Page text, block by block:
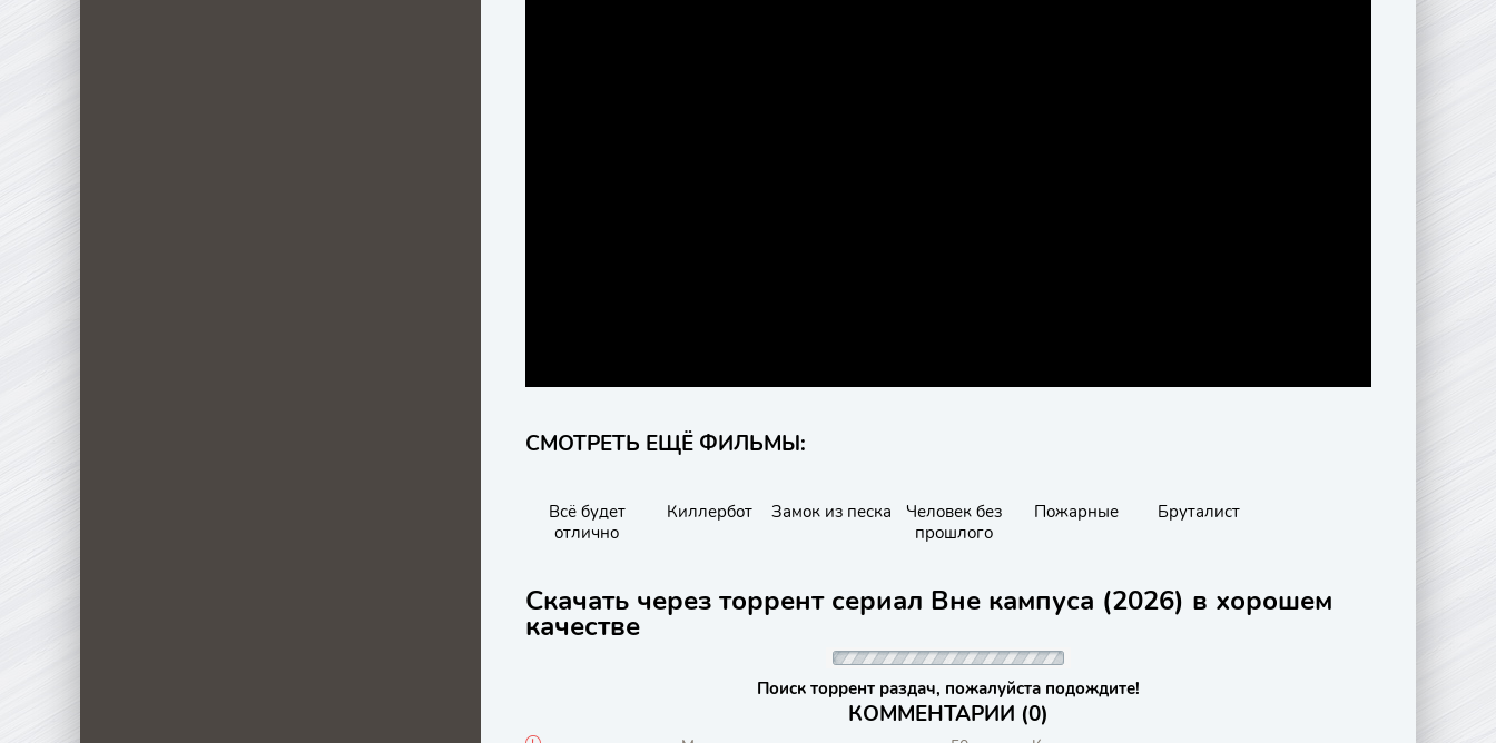
СМОТРЕТЬ ЕЩЁ ФИЛЬМЫ:
Всё будет
отлично
Киллербот Замок из песка
Человек без
прошлого
Пожарные Бруталист
Скачать через торрент сериал Вне кампуса (2026) в хорошем
качестве
Поиск торрент раздач, пожалуйста подождите!
КОММЕНТАРИИ (0)